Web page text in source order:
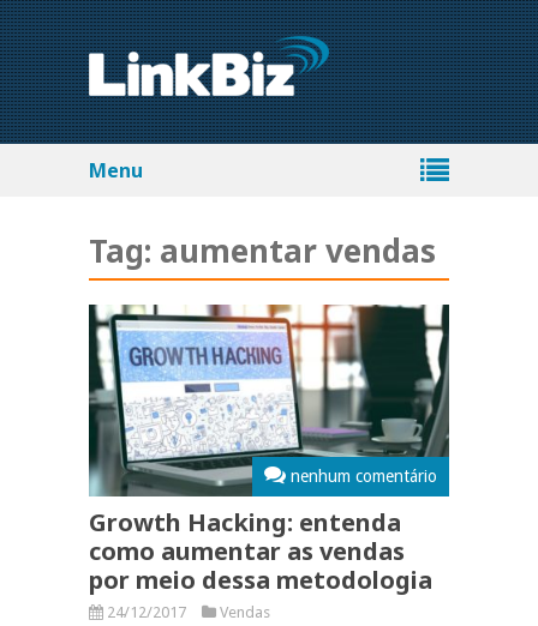
Menu
Tag: aumentar vendas
nenhum comentário
Growth Hacking: entenda
como aumentar as vendas
por meio dessa metodologia
24/12/2017 Vendas